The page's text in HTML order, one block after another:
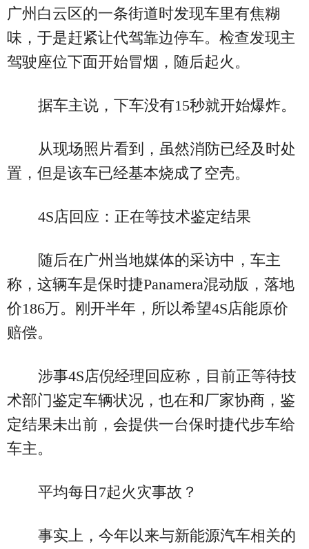
广州白云区的一条街道时发现车里有焦糊
味，于是赶紧让代驾靠边停车。检查发现主
驾驶座位下面开始冒烟，随后起火。
据车主说，下车没有15秒就开始爆炸。
从现场照片看到，虽然消防已经及时处
置，但是该车已经基本烧成了空壳。
4S店回应：正在等技术鉴定结果
随后在广州当地媒体的采访中，车主
称，这辆车是保时捷Panamera混动版，落地
价186万。刚开半年，所以希望4S店能原价
赔偿。
涉事4S店倪经理回应称，目前正等待技
术部门鉴定车辆状况，也在和厂家协商，鉴
定结果未出前，会提供一台保时捷代步车给
车主。
平均每日7起火灾事故？
事实上，今年以来与新能源汽车相关的